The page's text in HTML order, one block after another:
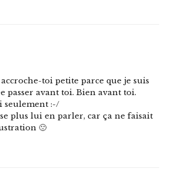
accroche-toi petite parce que je suis
passer avant toi. Bien avant toi.
seulement :-/
plus lui en parler, car ça ne faisait
🙁